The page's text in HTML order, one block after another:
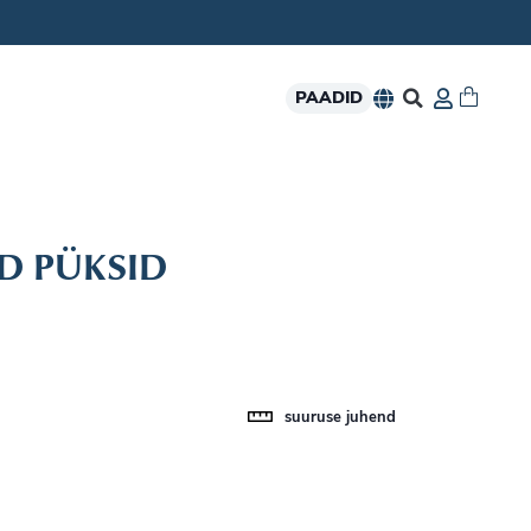
PAADID
PÜKSID
suuruse juhend